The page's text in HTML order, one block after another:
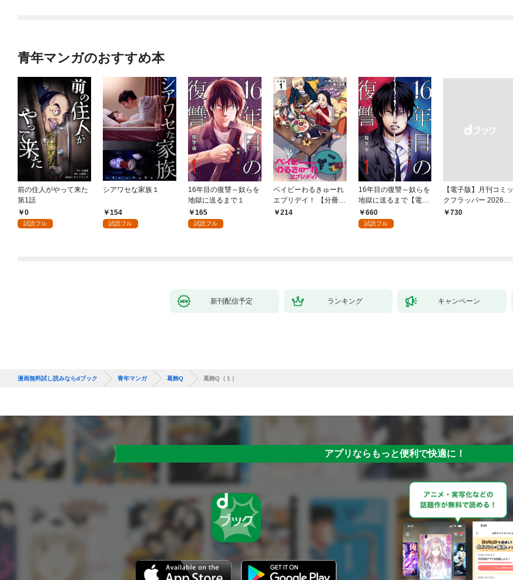
青年マンガのおすすめ本
前の住人がやって来た
第1話
0
試読フル
シアワセな家族１
154
試読フル
16年目の復讐～奴らを
地獄に送るまで１
165
試読フル
ベイビーわるきゅーれ
エブリデイ！ 【分冊
版】 1
214
16年目の復讐～奴らを
地獄に送るまで【電子
単行本版】１
660
試読フル
【電子版】月刊コミッ
クフラッパー 2026年9
月号
￥730
新刊配信予定 ランキング キャンペーン
漫画無料試し読みならdブック 青年マンガ 葛飾Q 葛飾Q（１）
アプリならもっと便利で快適に！